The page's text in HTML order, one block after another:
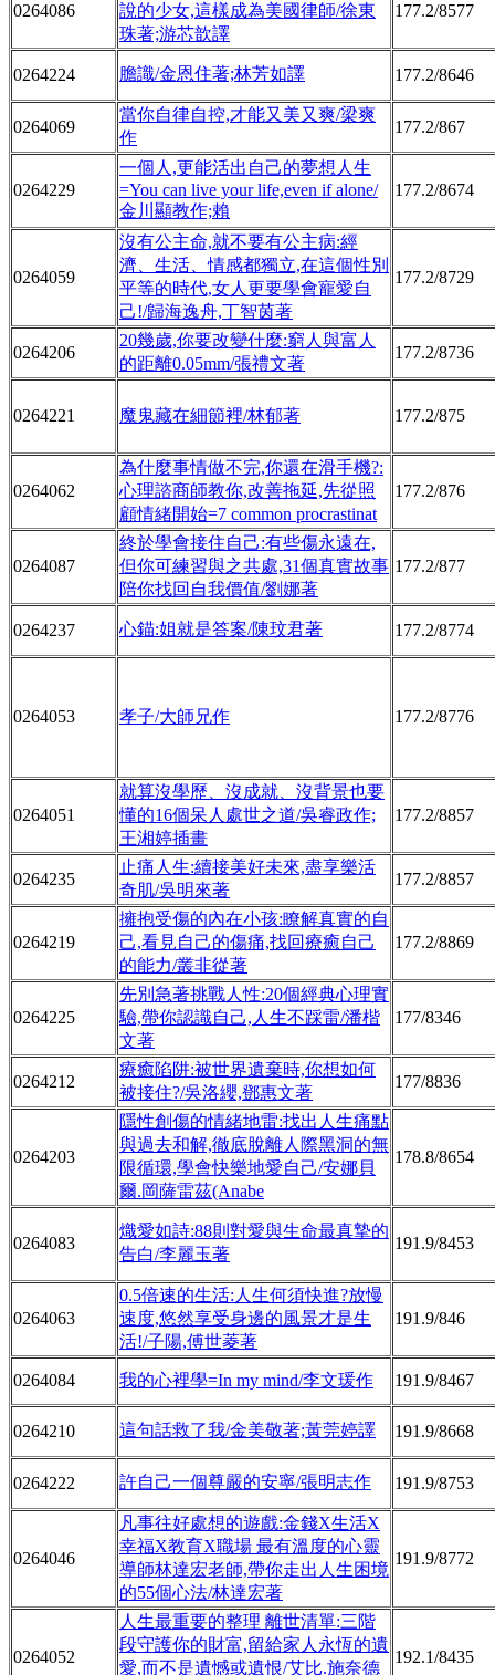
0264086
說的少女,這樣成為美國律師/徐東
珠著;游芯歆譯
177.2/8577
0264224 膽識/金恩住著;林芳如譯 177.2/8646
0264069
當你自律自控,才能又美又爽/梁爽
作
177.2/867
0264229
一個人,更能活出自己的夢想人生
=You can live your life,even if alone/
金川顯教作;賴
177.2/8674
0264059
沒有公主命,就不要有公主病:經
濟、生活、情感都獨立,在這個性別
平等的時代,女人更要學會寵愛自
己!/歸海逸舟,丁智茵著
177.2/8729
0264206
20幾歲,你要改變什麼:窮人與富人
的距離0.05mm/張禮文著
177.2/8736
0264221 魔鬼藏在細節裡/林郁著 177.2/875
0264062
為什麼事情做不完,你還在滑手機?:
心理諮商師教你,改善拖延,先從照
顧情緒開始=7 common procrastinat
177.2/876
0264087
終於學會接住自己:有些傷永遠在,
但你可練習與之共處,31個真實故事
陪你找回自我價值/劉娜著
177.2/877
0264237 心錨:姐就是答案/陳玟君著 177.2/8774
0264053 孝子/大師兄作 177.2/8776
0264051
就算沒學歷、沒成就、沒背景也要
懂的16個呆人處世之道/吳睿政作;
王湘婷插畫
177.2/8857
0264235
止痛人生:續接美好未來,盡享樂活
奇肌/吳明來著
177.2/8857
0264219
擁抱受傷的內在小孩:瞭解真實的自
己,看見自己的傷痛,找回療癒自己
的能力/叢非從著
177.2/8869
0264225
先別急著挑戰人性:20個經典心理實
驗,帶你認識自己,人生不踩雷/潘楷
文著
177/8346
0264212
療癒陷阱:被世界遺棄時,你想如何
被接住?/吳洛纓,鄧惠文著
177/8836
0264203
隱性創傷的情緒地雷:找出人生痛點
與過去和解,徹底脫離人際黑洞的無
限循環,學會快樂地愛自己/安娜貝
爾.岡薩雷茲(Anabe
178.8/8654
0264083
熾愛如詩:88則對愛與生命最真摯的
告白/李麗玉著
191.9/8453
0264063
0.5倍速的生活:人生何須快進?放慢
速度,悠然享受身邊的風景才是生
活!/子陽,傅世菱著
191.9/846
0264084 我的心裡學=In my mind/李文瑗作 191.9/8467
0264210 這句話救了我/金美敬著;黃莞婷譯 191.9/8668
0264222 許自己一個尊嚴的安寧/張明志作 191.9/8753
0264046
凡事往好處想的遊戲:金錢X生活X
幸福X教育X職場 最有溫度的心靈
導師林達宏老師,帶你走出人生困境
的55個心法/林達宏著
191.9/8772
0264052
人生最重要的整理 離世清單:三階
段守護你的財富,留給家人永恆的遺
愛,而不是遺憾或遺恨/艾比.施奈德
192.1/8435